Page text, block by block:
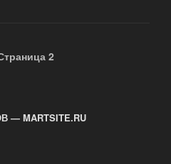
2
MARTSITE.RU